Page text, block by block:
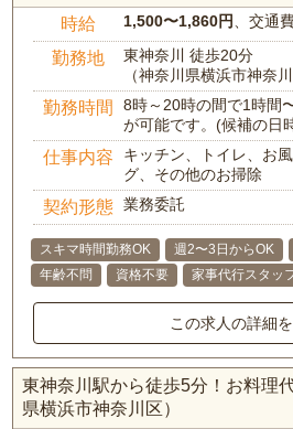
時給 1,500〜1,860円 、交通
勤務地
東神奈川 徒歩20分
（神奈川県横浜市神奈川
勤務時間
8時～20時の間で1時間
が可能です。(候補の日
仕事内容
キッチン、トイレ、お
グ、その他のお掃除
契約形態 業務委託
スキマ時間勤務OK 週2〜3日からOK
年齢不問
資格不要 家事代行スタッ
この求人の詳細
東神奈川駅から徒歩5分！お料理
県横浜市神奈川区）